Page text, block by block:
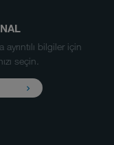
bilgiler için
seçin.